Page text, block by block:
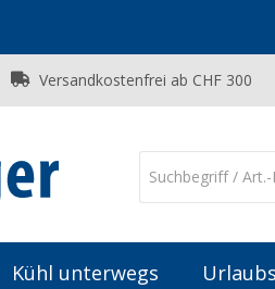
Versandkostenfrei ab CHF 300
Kühl unterwegs